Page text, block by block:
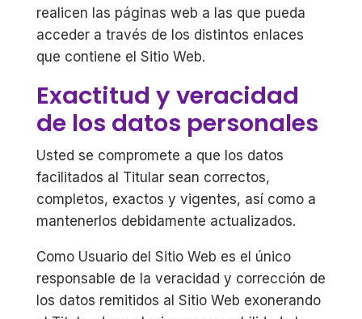
realicen las páginas web a las que pueda
acceder a través de los distintos enlaces
que contiene el Sitio Web.
Exactitud y veracidad
de los datos personales
Usted se compromete a que los datos
facilitados al Titular sean correctos,
completos, exactos y vigentes, así como a
mantenerlos debidamente actualizados.
Como Usuario del Sitio Web es el único
responsable de la veracidad y corrección de
los datos remitidos al Sitio Web exonerando